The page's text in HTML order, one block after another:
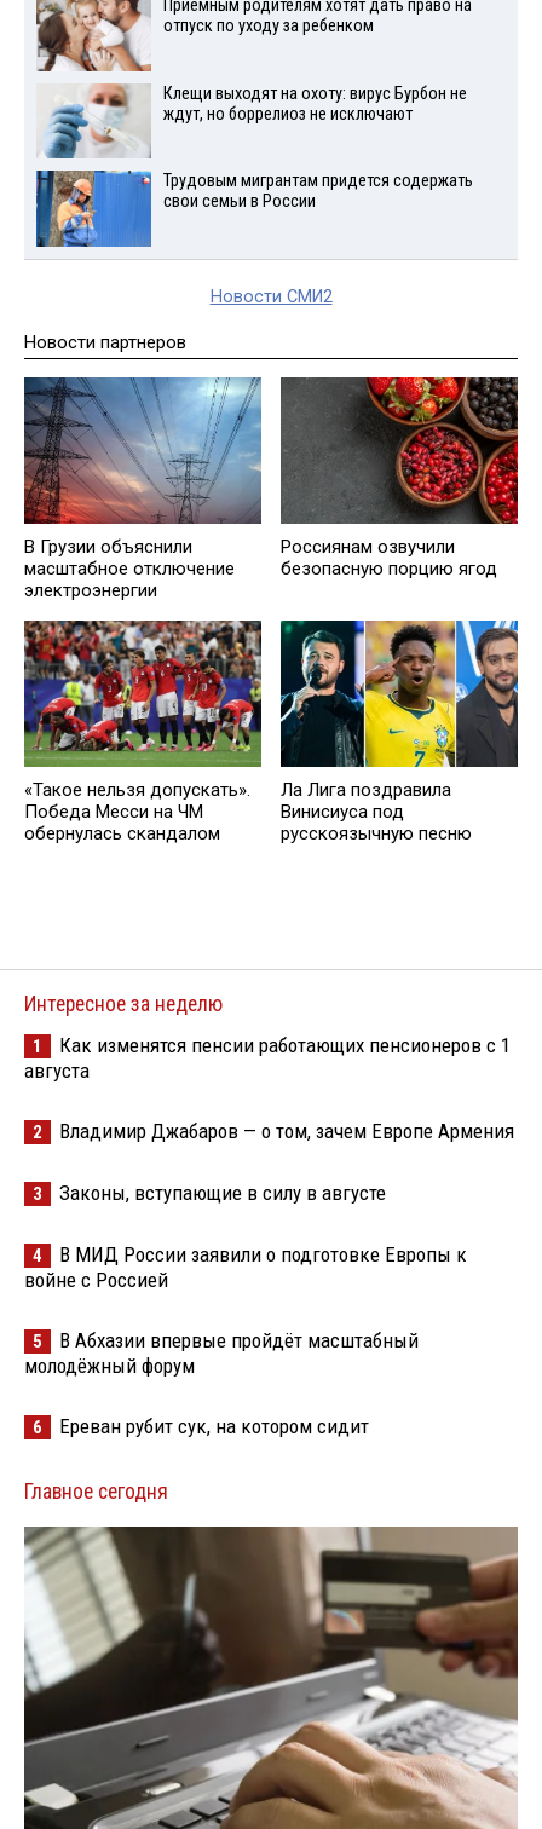
Приемным родителям хотят дать право на
отпуск по уходу за ребенком
Клещи выходят на охоту: вирус Бурбон не
ждут, но боррелиоз не исключают
Трудовым мигрантам придется содержать
свои семьи в России
Новости СМИ2
Новости партнеров
В Грузии объяснили
масштабное отключение
электроэнергии
Россиянам озвучили
безопасную порцию ягод
«Такое нельзя допускать».
Победа Месси на ЧМ
обернулась скандалом
Ла Лига поздравила
Винисиуса под
русскоязычную песню
Интересное за неделю
1
Как изменятся пенсии работающих пенсионеров с 1
августа
2 Владимир Джабаров — о том, зачем Европе Армения
3 Законы, вступающие в силу в августе
4
В МИД России заявили о подготовке Европы к
войне с Россией
5
В Абхазии впервые пройдёт масштабный
молодёжный форум
6 Ереван рубит сук, на котором сидит
Главное сегодня